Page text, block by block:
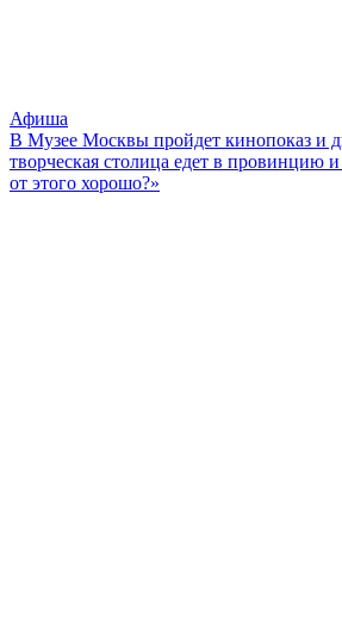
Афиша
В Музее Москвы пройдет кинопоказ и
творческая столица едет в провинцию
от этого хорошо?»